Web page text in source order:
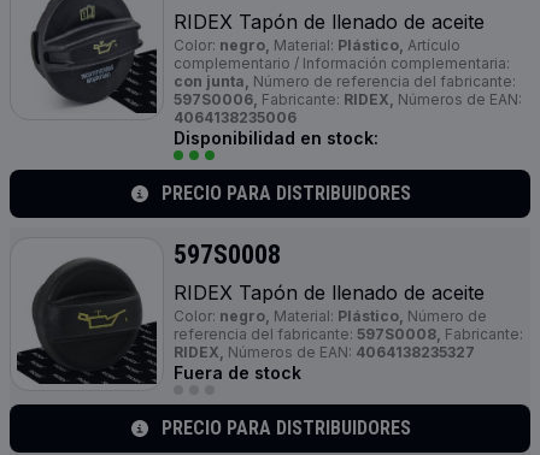
RIDEX Tapón de llenado de aceite
Color: negro, Material: Plástico, Artículo
complementario / Información complementaria:
con junta, Número de referencia del fabricante:
597S0006, Fabricante: RIDEX, Números de EAN:
4064138235006
Disponibilidad en stock:
PRECIO PARA DISTRIBUIDORES
597S0008
RIDEX Tapón de llenado de aceite
Color: negro, Material: Plástico, Número de
referencia del fabricante: 597S0008, Fabricante:
RIDEX, Números de EAN: 4064138235327
Fuera de stock
PRECIO PARA DISTRIBUIDORES